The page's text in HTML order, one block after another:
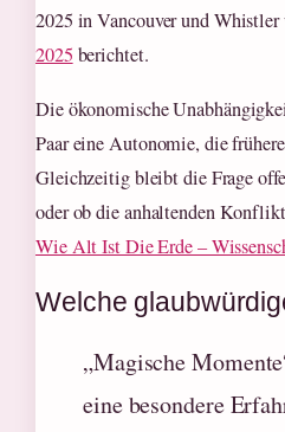
2025 in Vancouver und
2025 berichtet.
Die ökonomische
Paar eine Autonomie, die
Gleichzeitig bleibt die Frage
oder ob die anhaltenden
Wie Alt Ist Die Erde –
Welche
„Magische
eine besondere